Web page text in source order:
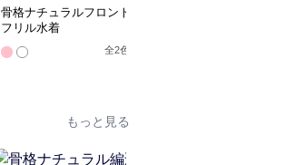
骨格ナチュラルフロント
フリル水着
全2色
もっと見る